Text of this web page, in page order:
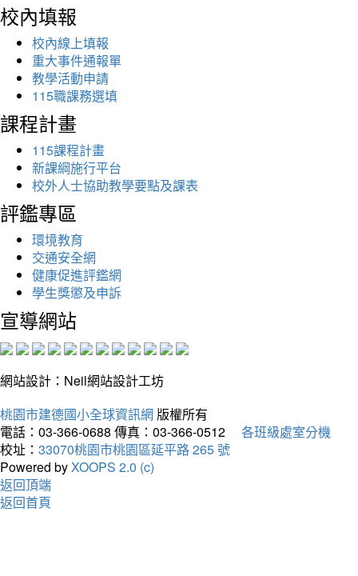
校內填報
校內線上填報
重大事件通報單
教學活動申請
115職課務選填
課程計畫
115課程計畫
新課綱施行平台
校外人士協助教學要點及課表
評鑑專區
環境教育
交通安全網
健康促進評鑑網
學生獎懲及申訴
宣導網站
網站設計：Neil網站設計工坊
桃園市建德國小全球資訊網 版權所有
電話：03-366-0688 傳真：03-366-0512
各班級處室分機
校址： 33070桃園市桃園區延平路 265 號
Powered byXOOPS 2.0 (c)
返回頂端
返回首頁